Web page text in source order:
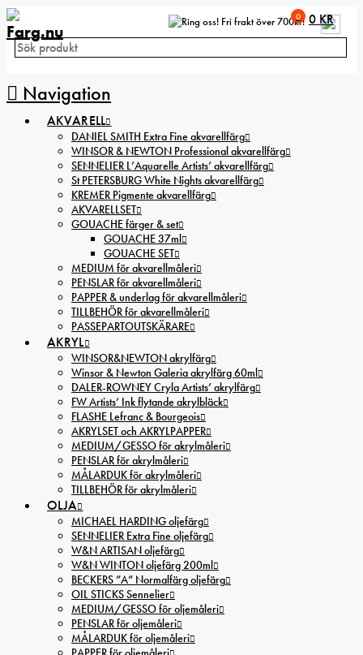
Fri frakt över 700kr!
Navigation
0 0 KR
AKVARELL
DANIEL SMITH Extra Fine akvarellfärg
WINSOR & NEWTON Professional akvarellfärg
SENNELIER L’Aquarelle Artists’ akvarellfärg
St PETERSBURG White Nights akvarellfärg
KREMER Pigmente akvarellfärg
AKVARELLSET
GOUACHE färger & set
GOUACHE 37ml
GOUACHE SET
MEDIUM för akvarellmåleri
PENSLAR för akvarellmåleri
PAPPER & underlag för akvarellmåleri
TILLBEHÖR för akvarellmåleri
PASSEPARTOUTSKÄRARE
AKRYL
WINSOR&NEWTON akrylfärg
Winsor & Newton Galeria akrylfärg 60ml
DALER-ROWNEY Cryla Artists’ akrylfärg
FW Artists’ Ink flytande akrylbläck
FLASHE Lefranc & Bourgeois
AKRYLSET och AKRYLPAPPER
MEDIUM/GESSO för akrylmåleri
PENSLAR för akrylmåleri
MÅLARDUK för akrylmåleri
TILLBEHÖR för akrylmåleri
OLJA
MICHAEL HARDING oljefärg
SENNELIER Extra Fine oljefärg
W&N ARTISAN oljefärg
W&N WINTON oljefärg 200ml
BECKERS ”A” Normalfärg oljefärg
OIL STICKS Sennelier
MEDIUM/GESSO för oljemåleri
PENSLAR för oljemåleri
MÅLARDUK för oljemåleri